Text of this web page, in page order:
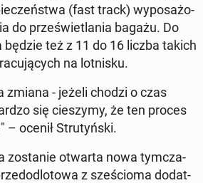
(fast track) wy­po­sa­żo­
do prze­świe­tla­nia bagażu. Do
też z 11 do 16 liczba takich
na lot­ni­sku.
zmiana - jeżeli chodzi o czas
się cie­szy­my, że ten proces
– ocenił Stru­tyń­ski.
zo­sta­nie otwarta nowa tym­cza­
z sze­ścio­ma do­dat­